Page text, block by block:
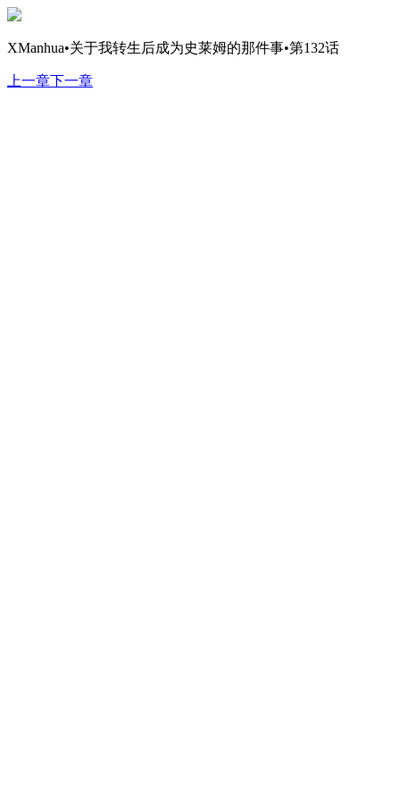
XManhua•关于我转生后成为史莱姆的那件事•第132话
上一章下一章